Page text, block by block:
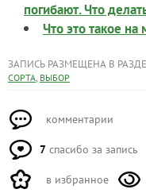
погибают. Что
Что это такое
ЗАПИСЬ РАЗМЕЩЕНА В
СОРТА, ВЫБОР
комментарии
7 спасибо за запись
в избранное